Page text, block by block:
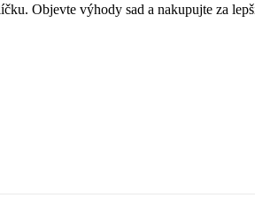
Objevte výhody sad a nakupujte za